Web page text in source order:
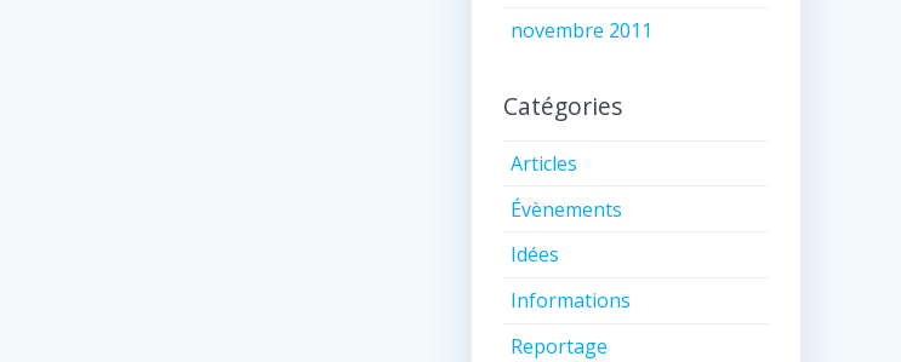
novembre 2011
Catégories
Articles
Évènements
Idées
Informations
Reportage